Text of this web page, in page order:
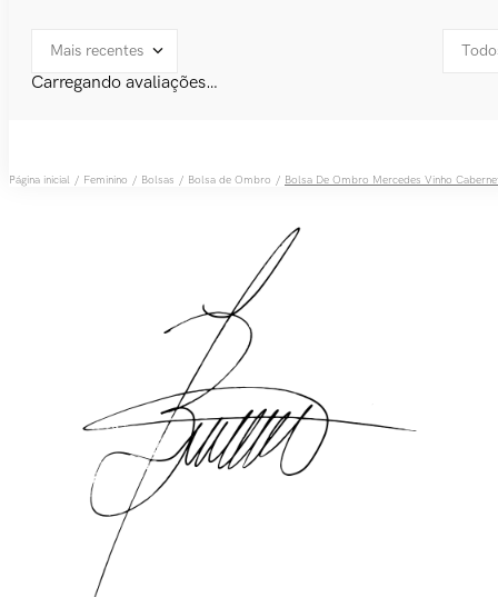
Mais recentes
Carregando avaliações…
Feminino Bolsas Bolsa de Ombro